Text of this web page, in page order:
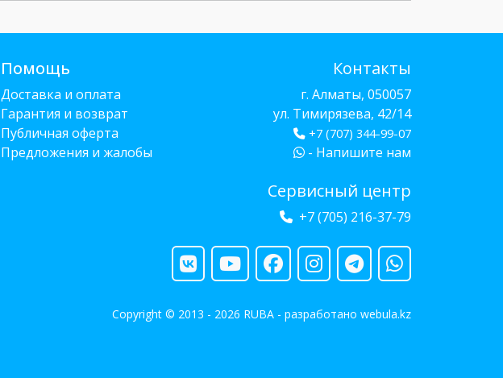
Помощь
Доставка и оплата
Гарантия и возврат
Публичная оферта
Предложения и жалобы
Контакты
г. Алматы, 050057
ул. Тимирязева, 42/14
+7 (707) 344-99-07
- Напишите нам
Сервисный центр
+7 (705) 216-37-79
Copyright © 2013 - 2026 RUBA - разработано webula.kz